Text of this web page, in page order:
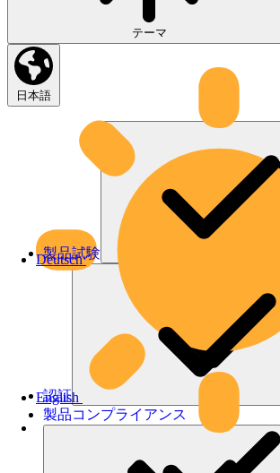
テーマ
日本語
Deutsch
English
製品試験
認証
製品コンプライアンス